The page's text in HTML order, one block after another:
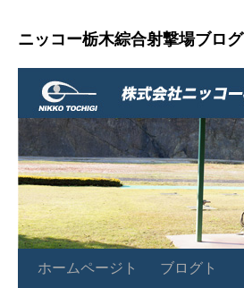
ニッコー栃木綜合射撃場ブログ
ホームページト
ブログト